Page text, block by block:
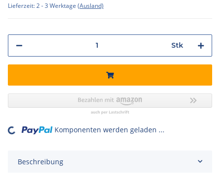
Lieferzeit:2 - 3 Werktage (Ausland)
Stk
Loading... Komponenten werden geladen ...
Beschreibung